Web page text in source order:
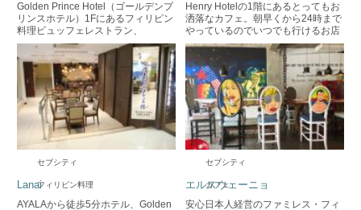
Golden Prince Hotel（ゴールデンプ
リンスホテル）1Fにあるフィリピン
料理ビュッフェレストラン、
Kabilin。 フィリピンお馴染みのお菓
子からフードメニュー、ドリンクま
でP288で味わうことができます！
営業時間：14時―18時
セブシティ
フィリピン料理
Henry Hotelの1階にあるとってもお
洒落なカフェ。朝早くから24時まで
やっているのでいつでも行けるお店
です♪
セブシティ
カフェ
Lanai
AYALAから徒歩5分ホテル、Golden
エルスウェーニョ
安心日本人経営のファミレス・フィ